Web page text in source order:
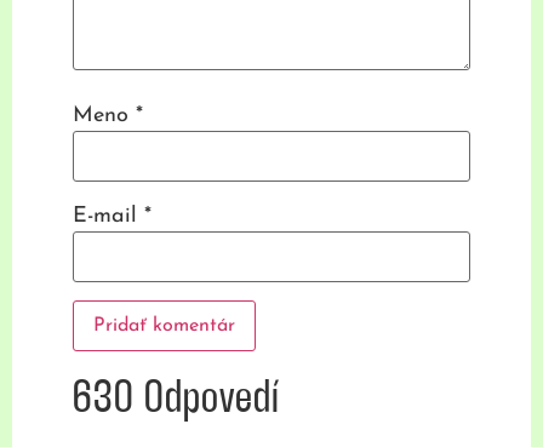
630 Odpovedí
Meno *
E-mail *